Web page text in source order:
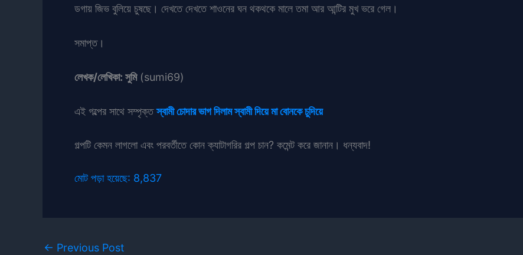
ডগায় জিভ বুলিয়ে চুষছে। দেখতে দেখতে শাওনের ঘন থকথকে মালে তমা আর আন্টির মুখ ভরে গেল।
সমাপ্ত।
লেখক/লেখিকা: সুমি(sumi69)
এই গল্পের সাথে সম্পৃক্তস্বামী চোদার ভাগ দিলাম স্বামী দিয়ে মা বোনকে চুদিয়ে
গল্পটি কেমন লাগলো এবং পরবর্তীতে কোন ক্যাটাগরির গল্প চান? কমেন্ট করে জানান। ধন্যবাদ!
মোট পড়া হয়েছে: 8,837
← Previous Post